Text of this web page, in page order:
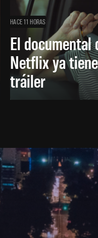
HACE 11 HORAS
El documental
Netflix ya
tráiler